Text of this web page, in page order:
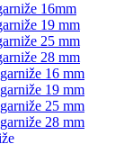
16mm
19 mm
25 mm
28 mm
16 mm
19 mm
25 mm
28 mm